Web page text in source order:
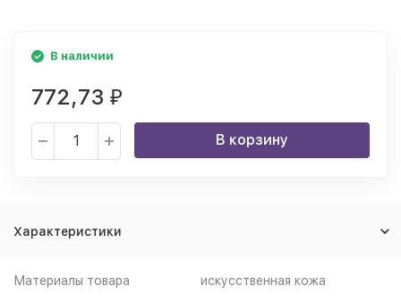
В наличии
772,73 ₽
В корзину
Характеристики
Материалы товара искусственная кожа